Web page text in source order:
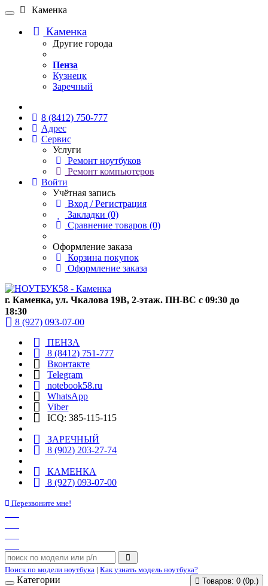
Каменка
Каменка
Другие города
Пенза
Кузнецк
Заречный
8 (8412) 750-777
Адрес
Сервис
Услуги
Ремонт ноутбуков
Ремонт компьютеров
Войти
Учётная запись
Вход / Регистрация
Закладки (0)
Сравнение товаров (0)
Оформление заказа
Корзина покупок
Оформление заказа
г. Каменка, ул. Чкалова 19В, 2-этаж. ПН-ВС с 09:30 до
18:30
8 (927) 093-07-00
ПЕНЗА
8 (8412) 751-777
Вконтакте
Telegram
notebook58.ru
WhatsApp
Viber
ICQ: 385-115-115
ЗАРЕЧНЫЙ
8 (902) 203-27-74
КАМЕНКА
8 (927) 093-07-00
Перезвоните мне!
Поиск по модели ноутбука | Как узнать модель ноутбука?
Товаров: 0 (0р.)
Категории